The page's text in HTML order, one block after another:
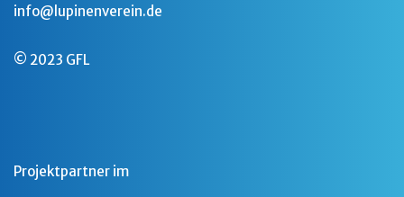
info@lupinenverein.de
© 2023 GFL
Projektpartner im